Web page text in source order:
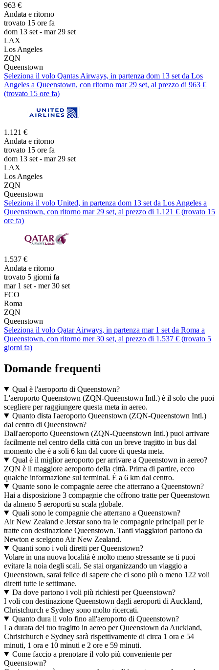
963 €
Andata e ritorno
trovato 15 ore fa
dom 13 set - mar 29 set
LAX
Los Angeles
ZQN
Queenstown
Seleziona il volo Qantas Airways, in partenza dom 13 set da Los
Angeles a Queenstown, con ritorno mar 29 set, al prezzo di 963 €
(trovato 15 ore fa)
1.121 €
Andata e ritorno
trovato 15 ore fa
dom 13 set - mar 29 set
LAX
Los Angeles
ZQN
Queenstown
Seleziona il volo United, in partenza dom 13 set da Los Angeles a
Queenstown, con ritorno mar 29 set, al prezzo di 1.121 € (trovato 15
ore fa)
1.537 €
Andata e ritorno
trovato 5 giorni fa
mar 1 set - mer 30 set
FCO
Roma
ZQN
Queenstown
Seleziona il volo Qatar Airways, in partenza mar 1 set da Roma a
Queenstown, con ritorno mer 30 set, al prezzo di 1.537 € (trovato 5
giorni fa)
Domande frequenti
Qual è l'aeroporto di Queenstown?
L'aeroporto Queenstown (ZQN-Queenstown Intl.) è il solo che puoi
scegliere per raggiungere questa meta in aereo.
Quanto dista l'aeroporto Queenstown (ZQN-Queenstown Intl.)
dal centro di Queenstown?
Dall'aeroporto Queenstown (ZQN-Queenstown Intl.) puoi arrivare
facilmente nel centro della città con un breve tragitto in bus dal
momento che è a soli 6 km dal cuore di questa meta.
Qual è il miglior aeroporto per arrivare a Queenstown in aereo?
ZQN è il maggiore aeroporto della città. Prima di partire, ecco
qualche informazione sul terminal. È a 6 km dal centro.
Quante sono le compagnie aeree che atterrano a Queenstown?
Hai a disposizione 3 compagnie che offrono tratte per Queenstown
da almeno 5 aeroporti su scala globale.
Quali sono le compagnie che atterrano a Queenstown?
Air New Zealand e Jetstar sono tra le compagnie principali per le
tratte con destinazione Queenstown. Tanti viaggiatori partono da
Newton e scelgono Air New Zealand.
Quanti sono i voli diretti per Queenstown?
Volare in una nuova località è molto meno stressante se ti puoi
evitare la noia degli scali. Se stai organizzando un viaggio a
Queenstown, sarai felice di sapere che ci sono più o meno 122 voli
diretti tutte le settimane.
Da dove partono i voli più richiesti per Queenstown?
I voli con destinazione Queenstown dagli aeroporti di Auckland,
Christchurch e Sydney sono molto ricercati.
Quanto dura il volo fino all'aeroporto di Queenstown?
La durata del tuo tragitto in aereo per Queenstown da Auckland,
Christchurch e Sydney sarà rispettivamente di circa 1 ora e 54
minuti, 1 ora e 10 minuti e 2 ore e 59 minuti.
Come faccio a prenotare il volo più conveniente per
Queenstown?